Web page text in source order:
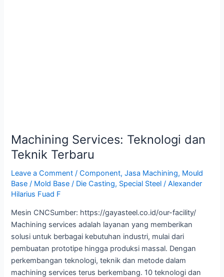
Machining Services: Teknologi dan
Teknik Terbaru
Leave a Comment /Component,Jasa Machining, Mould
Base / Mold Base / Die Casting, Special Steel /Alexander
Hilarius Fuad F
Mesin CNCSumber: https://gayasteel.co.id/our-facility/
Machining services adalah layanan yang memberikan
solusi untuk berbagai kebutuhan industri, mulai dari
pembuatan prototipe hingga produksi massal. Dengan
perkembangan teknologi, teknik dan metode dalam
machining services terus berkembang. 10 teknologi dan